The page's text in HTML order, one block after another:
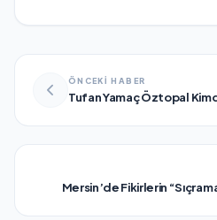
ÖNCEKİ HABER
Tufan Yamaç Öztopal
Mersin’de Fikirlerin